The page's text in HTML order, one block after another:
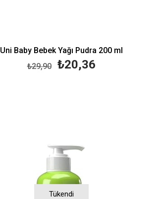
Uni Baby Bebek Yağı Pudra 200 ml
₺20,36
₺29,90
Tükendi